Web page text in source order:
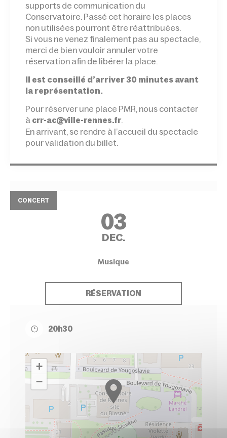
supports de communication du
Conservatoire. Passé cet horaire les places
non utilisées pourront être réattribuées.
Si vous ne venez finalement pas au spectacle,
merci de bien vouloir annuler votre
réservation afin de libérer la place.
Il est conseillé d’arriver 30 minutes avant
la représentation.
Pour réserver une place PMR, nous contacter
à crr-ac@ville-rennes.fr
En arrivant, se rendre à l’accueil du spectacle
pour validation du billet.
CONCERT
03
DEC.
Musique
RÉSERVATION
20h30
+
−